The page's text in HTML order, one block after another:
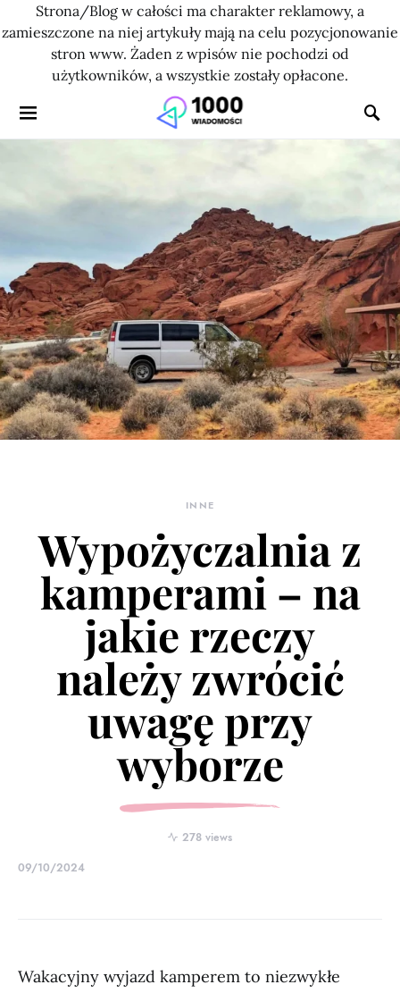
Strona/Blog w całości ma charakter reklamowy, a
zamieszczone na niej artykuły mają na celu pozycjonowanie
stron www. Żaden z wpisów nie pochodzi od
użytkowników, a wszystkie zostały opłacone.
INNE
Wypożyczalnia z
kamperami – na
jakie rzeczy
należy zwrócić
uwagę przy
wyborze
278 views
09/10/2024
Wakacyjny wyjazd kamperem to niezwykłe